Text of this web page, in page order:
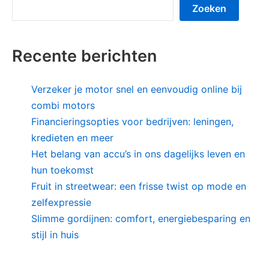
Zoeken
Recente berichten
Verzeker je motor snel en eenvoudig online bij
combi motors
Financieringsopties voor bedrijven: leningen,
kredieten en meer
Het belang van accu’s in ons dagelijks leven en
hun toekomst
Fruit in streetwear: een frisse twist op mode en
zelfexpressie
Slimme gordijnen: comfort, energiebesparing en
stijl in huis